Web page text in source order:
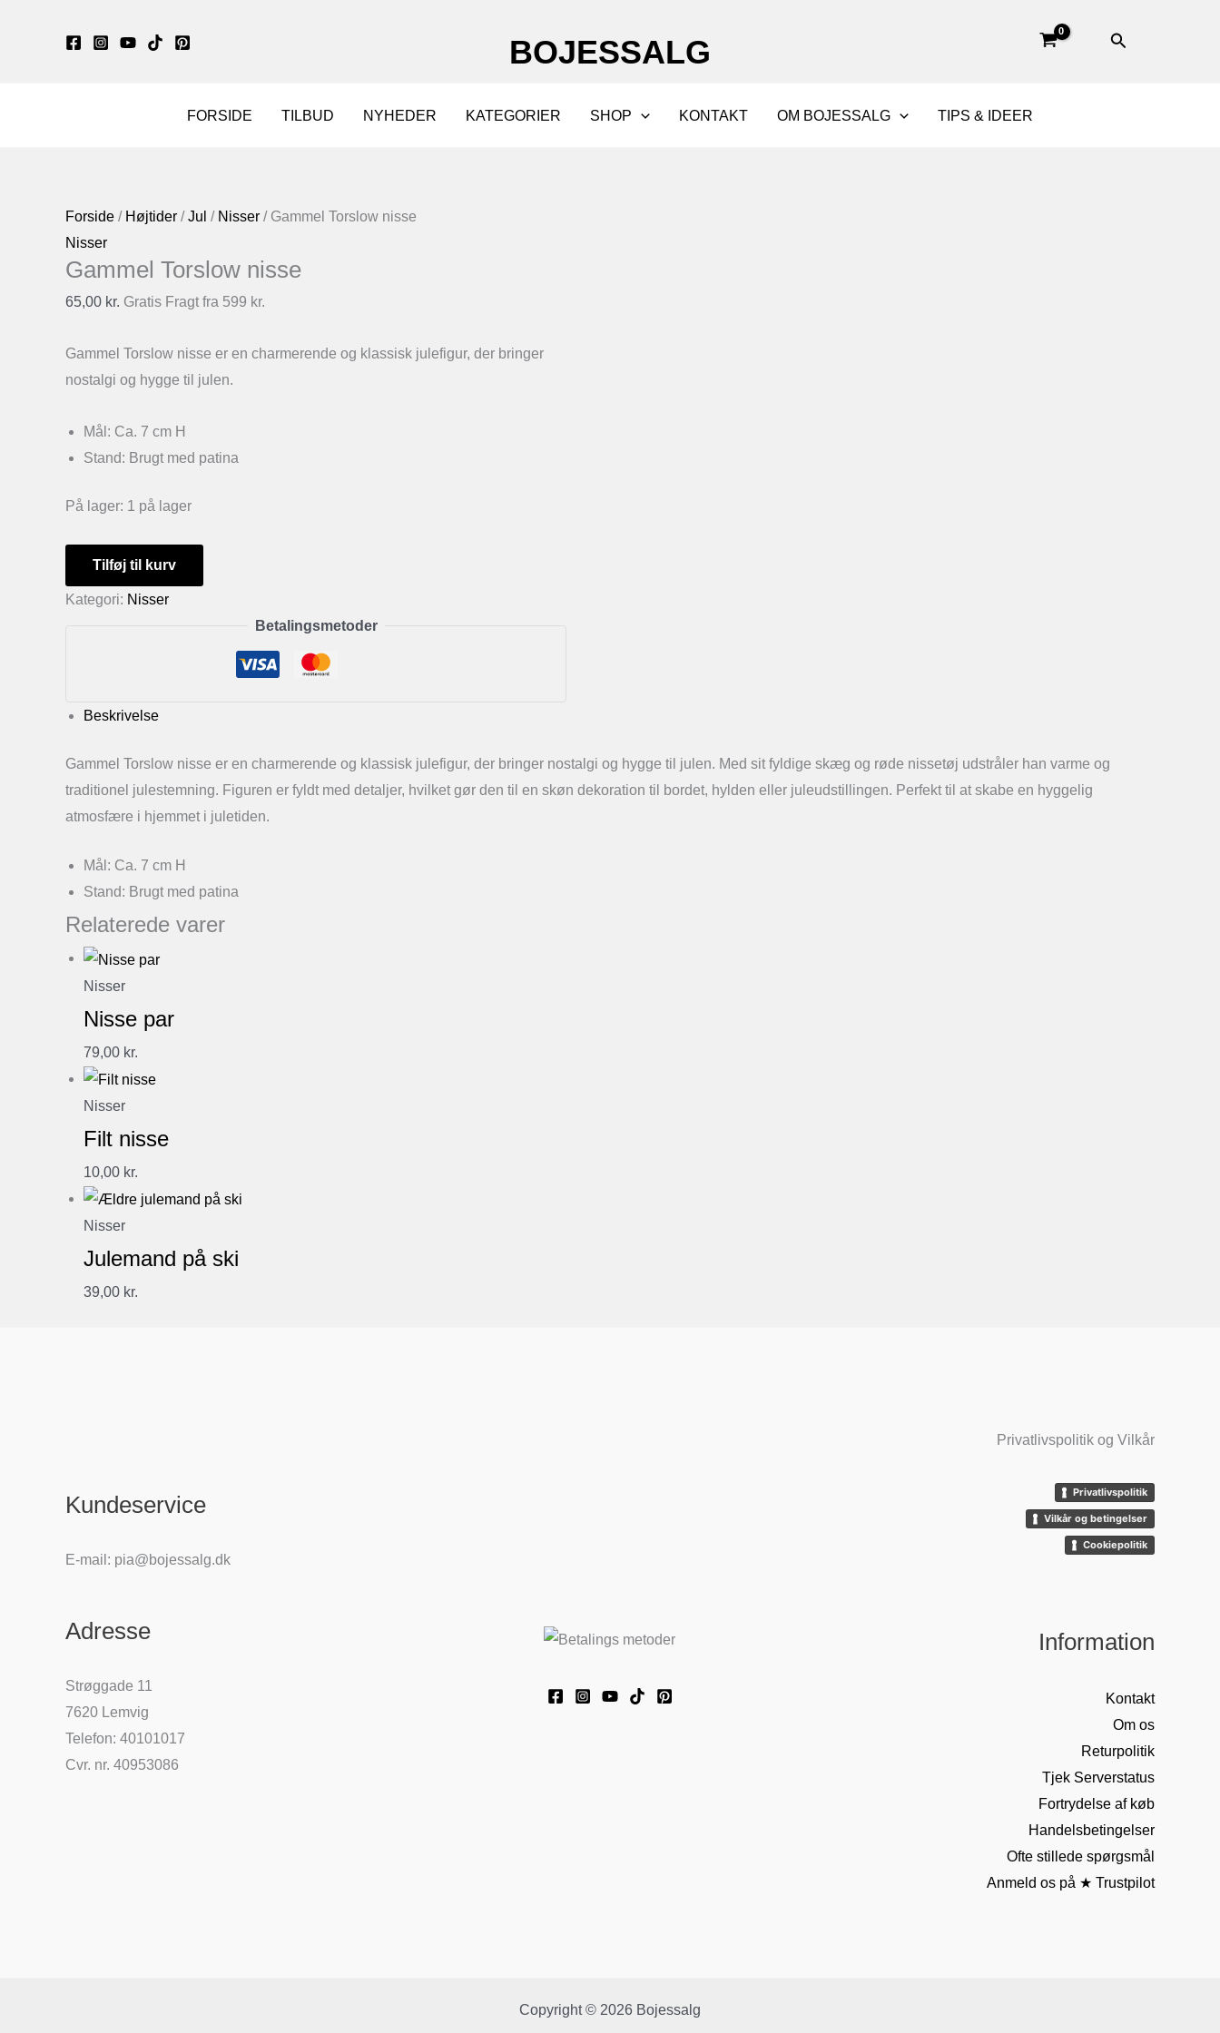
BOJESSALG Søg
FORSIDE TILBUD NYHEDER KATEGORIER SHOP KONTAKT OM BOJESSALG TIPS & IDEER
Forside / Højtider /Jul / Nisser / Gammel Torslow nisse
Nisser
Gammel Torslow nisse
65,00 kr. Gratis Fragt fra 599 kr.
Gammel Torslow nisse er en charmerende og klassisk julefigur, der bringer
nostalgi og hygge til julen.
Mål: Ca. 7 cm H
Stand: Brugt med patina
På lager: 1 på lager
Gammel
Torslow
nisse
Tilføj til kurv
Kategori: Nisser
Betalingsmetoder
Beskrivelse
Gammel Torslow nisse er en charmerende og klassisk julefigur, der bringer nostalgi og hygge til julen. Med sit fyldige skæg og røde nissetøj udstråler han varme og
traditionel julestemning. Figuren er fyldt med detaljer, hvilket gør den til en skøn dekoration til bordet, hylden eller juleudstillingen. Perfekt til at skabe en hyggelig
atmosfære i hjemmet i juletiden.
Mål: Ca. 7 cm H
Stand: Brugt med patina
Relaterede varer
Nisser
Nisse par
79,00 kr.
Nisser
Filt nisse
10,00 kr.
Nisser
Julemand på ski
39,00 kr.
Kundeservice
E-mail: pia@bojessalg.dk
Adresse
Strøggade 11
7620 Lemvig
Telefon: 40101017
Cvr. nr. 40953086
Privatlivspolitik og Vilkår
Privatlivspolitik
Vilkår og betingelser
Cookiepolitik
Information
Kontakt
Om os
Returpolitik
Tjek Serverstatus
Fortrydelse af køb
Handelsbetingelser
Ofte stillede spørgsmål
Anmeld os på ★ Trustpilot
Copyright © 2026 Bojessalg